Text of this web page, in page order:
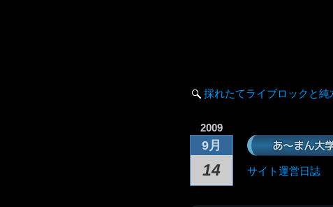
採れたてライブロックと純
2009
9月
14
あ～まん大
サイト運営日誌